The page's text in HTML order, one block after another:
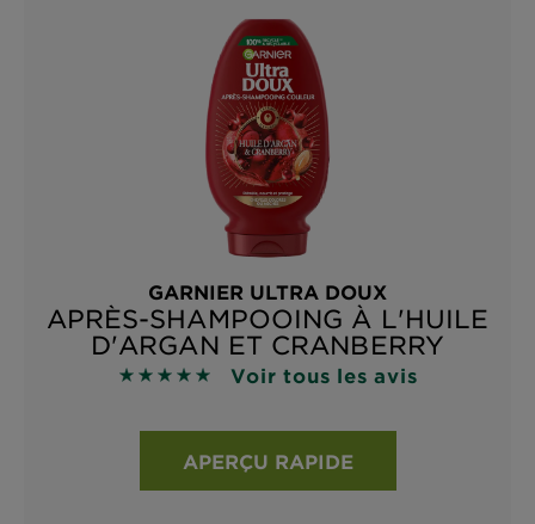
GARNIER ULTRA DOUX
APRÈS-SHAMPOOING À L'HUILE
D'ARGAN ET CRANBERRY
4.8929 sur 5 étoiles basé sur les avis
Voir tous les avis
APERÇU RAPIDE